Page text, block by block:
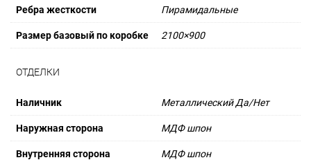
Ребра жесткости Пирамидальные
Размер базовый по коробке 2100×900
ОТДЕЛКИ
Наличник Металлический Да/Нет
Наружная сторона МДФ шпон
Внутренняя сторона МДФ шпон